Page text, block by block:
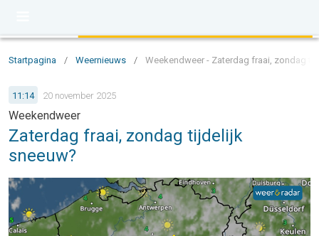
Startpagina / Weernieuws / Weekendweer - Zaterdag fraai, zondag
11:14 20 november 2025
Weekendweer
Zaterdag fraai, zondag tijdelijk
sneeuw?